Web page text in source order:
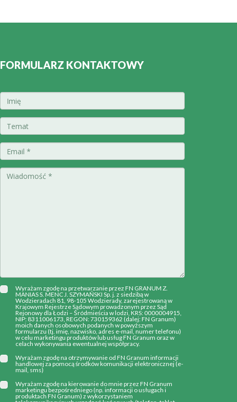
FORMULARZ KONTAKTOWY
Wyrażam zgodę na przetwarzanie przez FN GRANUM Z.
MANIAS S. MENC J. SZYMAŃSKI Sp. j. z siedzibą w
Wodzieradach 81, 98-105 Wodzierady, zarejestrowaną w
Krajowym Rejestrze Sądowym prowadzonym przez Sąd
Rejonowy dla Łodzi – Śródmieścia w lodzi, KRS: 0000004915,
NIP: 8311006173, REGON: 730159362 (dalej: FN Granum)
moich danych osobowych podanych w powyższym
formularzu (tj. imię, nazwisko, adres e-mail, numer telefonu)
w celu marketingu produktów lub usług FN Granum oraz w
celach wykonywania ewentualnej współpracy.
Wyrażam zgodę na otrzymywanie od FN Granum informacji
handlowej za pomocą środków komunikacji elektronicznej (e-
mail, sms)
Wyrażam zgodę na kierowanie do mnie przez FN Granum
marketingu bezpośredniego (np. informacji o usługach i
produktach FN Granum) z wykorzystaniem